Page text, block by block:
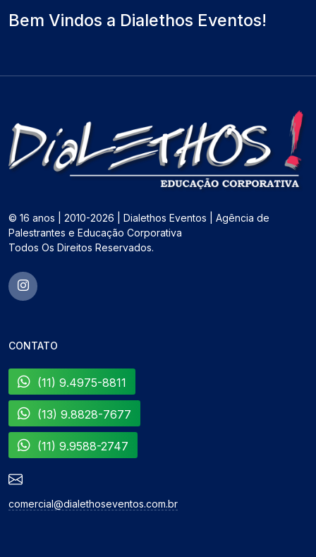
Bem Vindos a Dialethos Eventos!
© 16 anos | 2010-2026 | Dialethos Eventos | Agência de
Palestrantes e Educação Corporativa
Todos Os Direitos Reservados.
CONTATO
(11) 9.4975-8811
(13) 9.8828-7677
(11) 9.9588-2747
comercial@dialethoseventos.com.br